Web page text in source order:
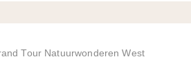
Tour Natuurwonderen West